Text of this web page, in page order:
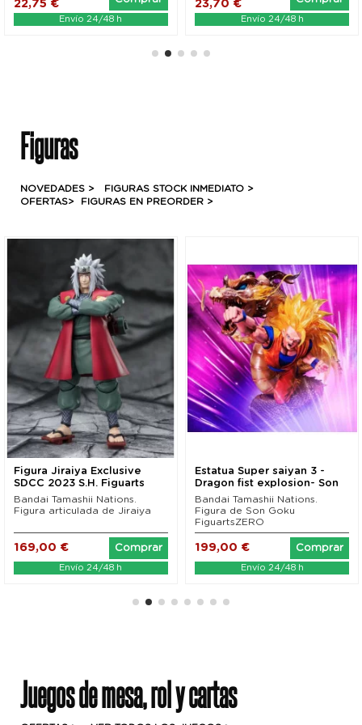
22,75 €
Envío 24/48 h
23,70 €
Envío 24/48 h
Figuras
NOVEDADES >
FIGURAS STOCK INMEDIATO >
OFERTAS>
FIGURAS EN PREORDER >
Figura Jiraiya Exclusive
SDCC 2023 S.H. Figuarts
Naruto...
Bandai Tamashii Nations.
Figura articulada de Jiraiya
169,00 € Comprar
Envío 24/48 h
Estatua Super saiyan 3 -
Dragon fist explosion- Son
Goku...
Bandai Tamashii Nations.
Figura de Son Goku
FiguartsZERO
199,00 € Comprar
Envío 24/48 h
Juegos de mesa, rol y cartas